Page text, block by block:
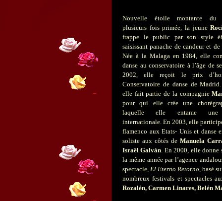
Nouvelle étoile montante du
plusieurs fois primée, la jeune
frappe le public par son style
saisissant panache de candeur et de
Née à la Malaga en 1984, elle
danse au conservatoire à l’âge de
2002, elle reçoit le prix
Conservatoire de danse de
elle fait partie de la compagnie
pour qui elle crée une
laquelle elle entame une
internationale. En 2003, elle
flamenco aux Etats- Unis et danse
soliste aux côtés de Manuela
Israël Galván. En 2000, elle donne
la même année par l’agence
spectacle, El Eterno Retorno, basé
nombreux festivals et spectacles
Rozalén, Carmen Linares, Belén